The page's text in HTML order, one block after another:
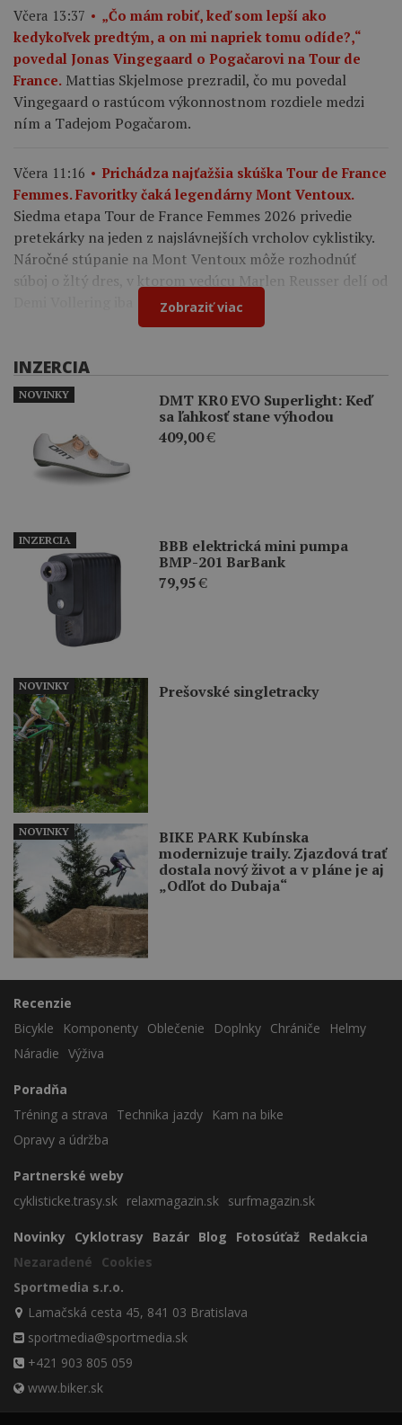
Včera 13:37
„Čo mám robiť, keď som lepší ako
kedykoľvek predtým, a on mi napriek tomu odíde?,“
povedal Jonas Vingegaard o Pogačarovi na Tour de
France. Mattias Skjelmose prezradil, čo mu povedal
Vingegaard o rastúcom výkonnostnom rozdiele medzi
ním a Tadejom Pogačarom.
Včera 11:16
Prichádza najťažšia skúška Tour de France
Femmes. Favoritky čaká legendárny Mont Ventoux.
Siedma etapa Tour de France Femmes 2026 privedie
pretekárky na jeden z najslávnejších vrcholov cyklistiky.
Náročné stúpanie na Mont Ventoux môže rozhodnúť
súboj o žltý dres, v ktorom vedúcu Marlen Reusser delí od
Demi Vollering iba 12 sekúnd.
Zobraziť viac
INZERCIA
DMT KR0 EVO Superlight: Keď
sa ľahkosť stane výhodou
409,00€
NOVINKY
BBB elektrická mini pumpa
BMP-201 BarBank
79,95€
INZERCIA
Prešovské singletracky
NOVINKY
BIKE PARK Kubínska
modernizuje traily. Zjazdová trať
dostala nový život a v pláne je aj
„Odľot do Dubaja“
NOVINKY
Recenzie
Bicykle
Komponenty Oblečenie Doplnky Chrániče
Helmy
Náradie Výživa
Poradňa
Tréning a strava
Technika jazdy
Kam na bike
Opravy a údržba
Partnerské weby
cyklisticke.trasy.sk relaxmagazin.sk surfmagazin.sk
Novinky Cyklotrasy Bazár Blog Fotosúťaž Redakcia
Nezaradené
Cookies
Sportmedia s.r.o.
Lamačská cesta 45, 841 03 Bratislava
sportmedia@sportmedia.sk
+421 903 805 059
www.biker.sk